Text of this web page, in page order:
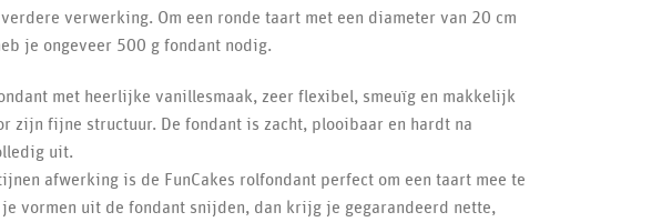
verwerking. Om een ronde taart met een diameter van 20 cm
je ongeveer 500 g fondant nodig.
met heerlijke vanillesmaak, zeer flexibel, smeuïg en makkelijk
zijn fijne structuur. De fondant is zacht, plooibaar en hardt na
uit.
afwerking is de FunCakes rolfondant perfect om een taart mee te
vormen uit de fondant snijden, dan krijg je gegarandeerd nette,